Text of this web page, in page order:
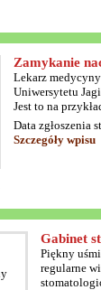
Zamykanie
Lekarz
Uniwersytetu
Jest to na
Data zgłoszenia
Szczegóły wpisu
Gabinet
Piękny
regularne